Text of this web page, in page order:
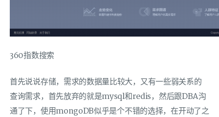
360指数搜索
首先说说存储，需求的数据量比较大，又有一些弱关系的
查询需求，首先放弃的就是mysql和redis，然后跟DBA沟
通了下，使用mongoDB似乎是个不错的选择，在开动了之